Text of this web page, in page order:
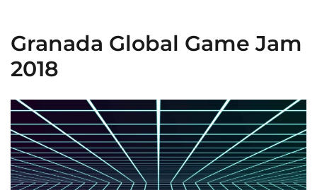
Granada Global Game Jam
2018